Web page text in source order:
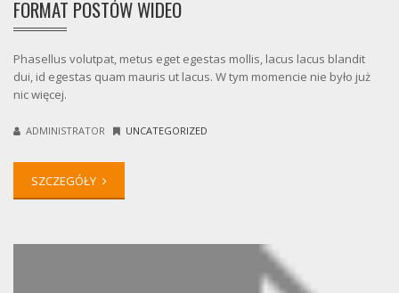
FORMAT POSTÓW WIDEO
Phasellus volutpat, metus eget egestas mollis, lacus lacus blandit
dui, id egestas quam mauris ut lacus. W tym momencie nie było już
nic więcej.
ADMINISTRATOR UNCATEGORIZED
SZCZEGÓŁY